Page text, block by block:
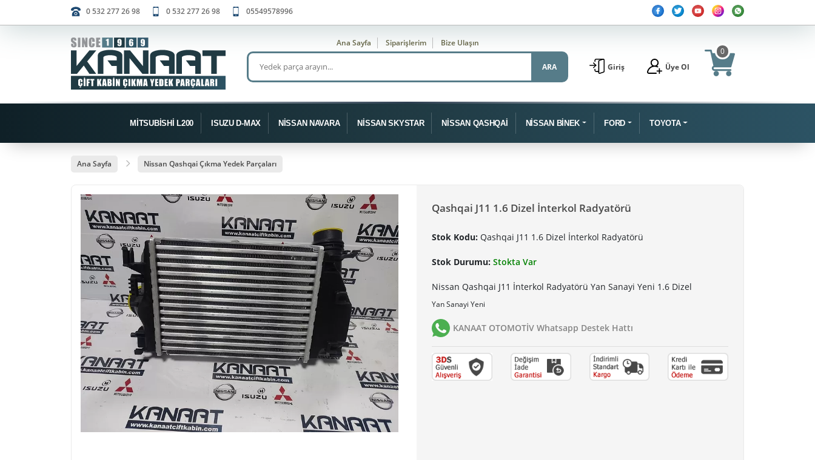
0 532 277 26 98 0 532 277 26 98 05549578996
Ana Sayfa Siparişlerim Bize Ulaşın
ARA Giriş Üye Ol
0
MİTSUBİSHİ L200 ISUZU D-MAX NİSSAN NAVARA NİSSAN SKYSTAR NİSSAN QASHQAİ NİSSAN BİNEK FORD TOYOTA
Ana Sayfa Nissan Qashqai Çıkma Yedek Parçaları
Qashqai J11 1.6 Dizel İnterkol Radyatörü
Stok Kodu: Qashqai J11 1.6 Dizel İnterkol Radyatörü
Stok Durumu: Stokta Var
Nissan Qashqai J11 İnterkol Radyatörü Yan Sanayi Yeni 1.6 Dizel
Yan Sanayi Yeni
KANAAT OTOMOTİV Whatsapp Destek Hattı